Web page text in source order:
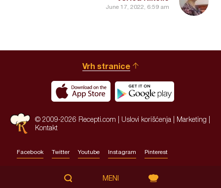
June 17, 2022, 6:59 am
Vrh stranice
© 2009-2026 Recepti.com | Uslovi korišćenja Marketing
Kontakt
Facebook Twitter Youtube Instagram Pinterest